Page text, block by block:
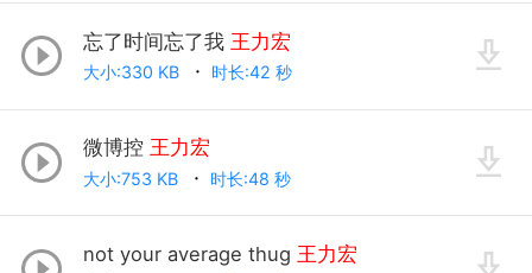
忘了时间忘了我 王力宏
大小:330 KB 时长:42 秒
微博控 王力宏
大小:753 KB 时长:48 秒
not your average thug 王力宏